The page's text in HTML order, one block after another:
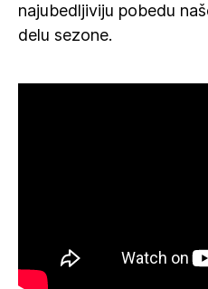
najubedljiviju pobedu
delu sezone.